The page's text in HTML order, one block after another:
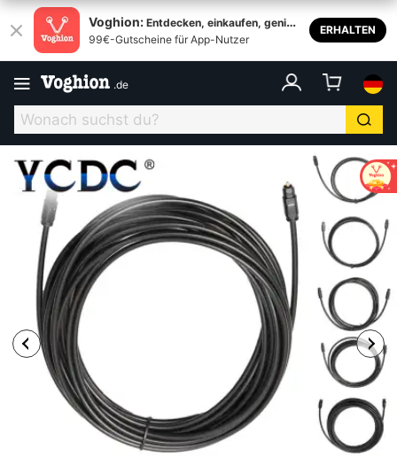
Voghion: Entdecken, einkaufen, genieß
en
99€-Gutscheine für App-Nutzer
ERHALTEN
.de